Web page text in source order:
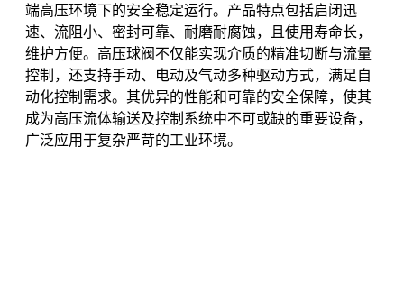
端高压环境下的安全稳定运行。产品特点包括启闭迅
速、流阻小、密封可靠、耐磨耐腐蚀，且使用寿命长，
维护方便。高压球阀不仅能实现介质的精准切断与流量
控制，还支持手动、电动及气动多种驱动方式，满足自
动化控制需求。其优异的性能和可靠的安全保障，使其
成为高压流体输送及控制系统中不可或缺的重要设备，
广泛应用于复杂严苛的工业环境。